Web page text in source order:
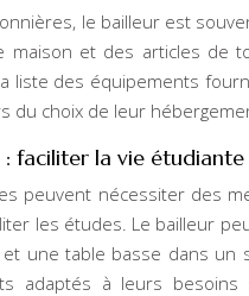
le bailleur est
maison et des articles de
liste des équipements
du choix de leur
faciliter la vie étudiante
peuvent nécessiter des
les études. Le bailleur
une table basse dans un
adaptés à leurs